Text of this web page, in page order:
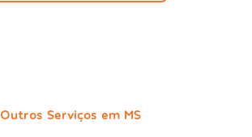
Outros Serviços em MS